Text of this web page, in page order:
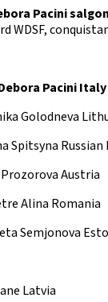
Pacini
WDSF,
Pacini Italy
Golodneva
Spitsyna
Austria
Alina Romania
Semjonova
Latvia